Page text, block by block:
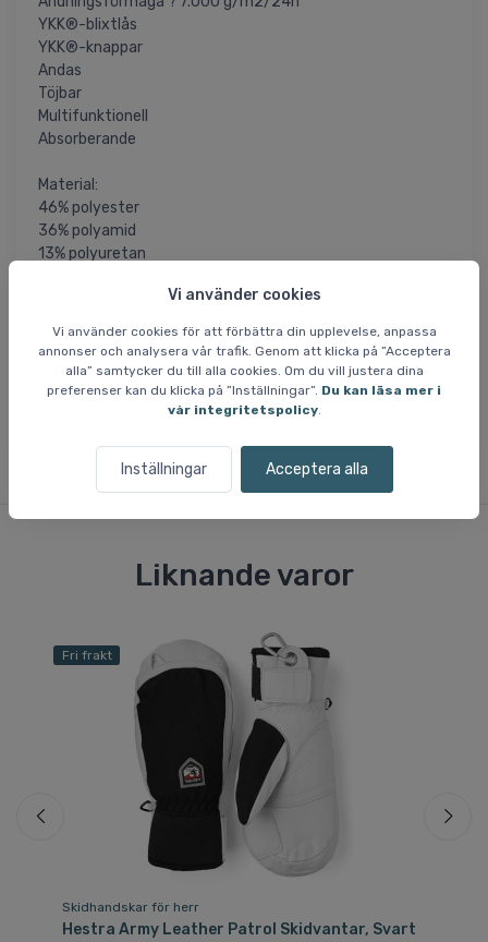
Vi använder cookies
Vi använder cookies för att förbättra din upplevelse, anpassa
annonser och analysera vår trafik. Genom att klicka på ”Acceptera
alla” samtycker du till alla cookies. Om du vill justera dina
preferenser kan du klicka på ”Inställningar”. Du kan läsa mer i
vår integritetspolicy.
Inställningar Acceptera alla
YKK®-blixtlås
YKK®-knappar
Andas
Töjbar
Multifunktionell
Absorberande
Material:
46% polyester
36% polyamid
13% polyuretan
BLUE SIGN®-certifierade återvunna fibrer
SLUTREA
= Artikeln är permanent rabatterad och vi får
inte in fler när det aktuella lagret är sålt. Storlekar som ej
finns på lager är inte tillgängliga.
Liknande varor
Fri frakt
Skidhandskar för herr
Hestra Army Leather Patrol Skidvantar, Svart